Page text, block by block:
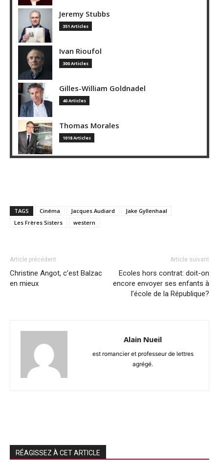
Jeremy Stubbs
351 Articles
Ivan Rioufol
300 Articles
Gilles-William Goldnadel
40 Articles
Thomas Morales
1018 Articles
TAGS Cinéma Jacques Audiard
Jake Gyllenhaal
Les Frères Sisters
western
Article précédent
Christine Angot, c’est Balzac
en mieux
Article suivant
Ecoles hors contrat: doit-on
encore envoyer ses enfants à
l’école de la République?
Alain Nueil
est romancier et professeur de lettres
agrégé.
RÉAGISSEZ À CET ARTICLE